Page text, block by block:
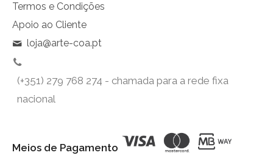
Termos e Condições
Apoio ao Cliente
loja@arte-coa.pt
(+351) 279 768 274 - chamada para a rede fixa
nacional
Meios de Pagamento